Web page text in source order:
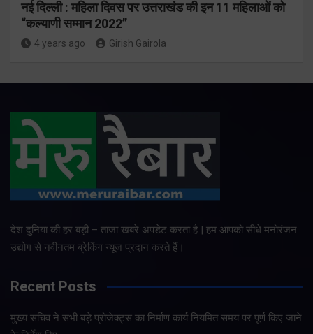
नई दिल्ली : महिला दिवस पर उत्तराखंड की इन 11 महिलाओं को
“कल्याणी सम्मान 2022”
4 years ago Girish Gairola
देश दुनिया की हर बड़ी – ताजा खबरे अपडेट करता है | हम आपको सीधे मनोरंजन
उद्योग से नवीनतम ब्रेकिंग न्यूज प्रदान करते हैं।
Recent Posts
मुख्य सचिव ने सभी बड़े प्रोजेक्ट्स का निर्माण कार्य नियमित समय पर पूर्ण किए जाने